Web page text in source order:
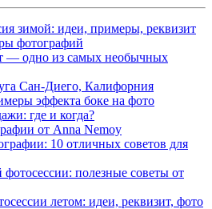
зимой: идеи, примеры, реквизит
фотографий
— одно из самых необычных
Сан-Диего, Калифорния
эффекта боке на фото
где и когда?
от Anna Nemoy
10 отличных советов для
полезные советы от
летом: идеи, реквизит, фото